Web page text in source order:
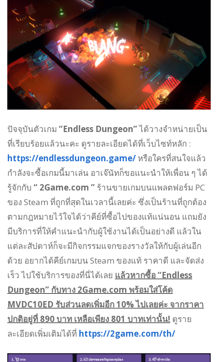
ปัจจุบันตัวเกม “Endless Dungeon”ได้วางจำหน่ายเป็น
ที่เรียบร้อยแล้วนะคะ ดูรายละเอียดได้ที่เว็บไซท์หลัก :
https://endlessdungeon.game/ หรือใครที่สนใจแล้ว
กำลังจะซื้อเกมนี้มาเล่น อาเจ๊นัทก็ขอแนะนำให้เพื่อน ๆ ได้
รู้จักกับ “ 2Game.com ” ร้านขายเกมบนแพลตฟอร์ม PC
ของ Steam ที่ถูกที่สุดในเวลานี้เลยค่ะ ซึ่งเป็นร้านที่ถูกต้อง
ตามกฎหมายไว้ใจได้ว่าคีย์ที่ซื้อไปของแท้แน่นอน แถมยัง
มีบริการที่ให้คำแนะนำกับผู้ใช้งานได้เป็นอย่างดี แล้วใน
แต่ละสัปดาห์ก็จะมีกิจกรรมแจกของรางวัลให้กับผู้เล่นอีก
ด้วย อยากได้คีย์เกมบน Steam ของแท้ ราคาดี และจัดส่ง
เร็ว ไปใช้บริการของที่นี่ได้เลย แล้วหากซื้อ “Endless
Dungeon” กับทาง 2Game.com พร้อมใส่โค้ด
MVDC10ED รับส่วนลดเพิ่มอีก 10% ไปเลยค่ะ จากราคา
ปกติอยู่ที่ 890 บาท เหลือเพียง 801 บาทเท่านั้น! ดูราย
ละเอียดเพิ่มเติมได้ที่ https://2game.com/th/